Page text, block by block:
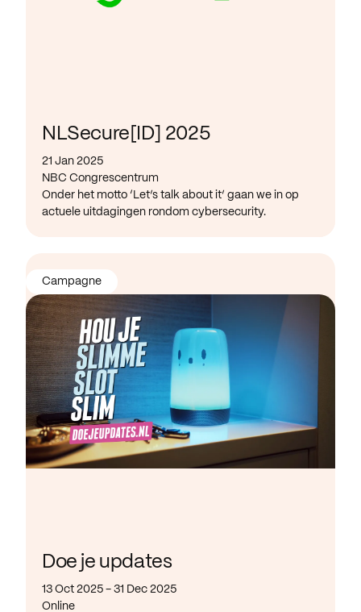
NLSecure[ID] 2025
21 Jan 2025
NBC Congrescentrum
Onder het motto ‘Let’s talk about it’ gaan we in op
actuele uitdagingen rondom cybersecurity.
Doe je updates
13 Oct 2025 - 31 Dec 2025
Online
Campagne